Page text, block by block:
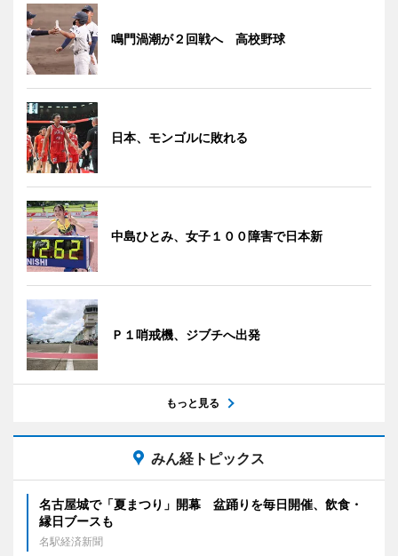
鳴門渦潮が２回戦へ 高校野球
日本、モンゴルに敗れる
中島ひとみ、女子１００障害で日本新
Ｐ１哨戒機、ジブチへ出発
もっと見る
みん経トピックス
名古屋城で「夏まつり」開幕 盆踊りを毎日開催、飲食・
縁日ブースも
名駅経済新聞